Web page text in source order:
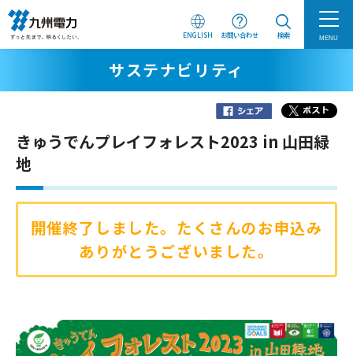
ENGLISH お問い合わせ 検索 MENU
サステナビリティ
きゅうでんプレイフォレスト2023 in 山田緑
地
開催終了しました。たくさんのお申込み
ありがとうございました。